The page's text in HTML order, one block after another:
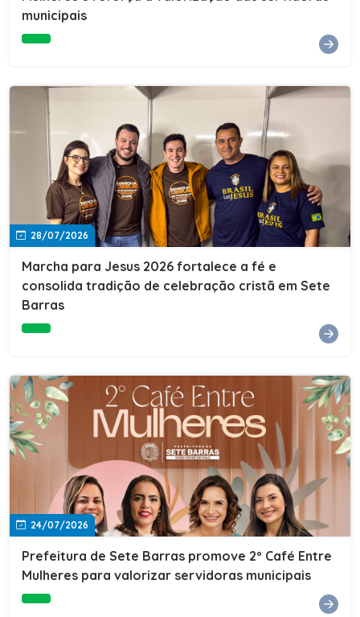
Cultura, Esporte e Lazer, Paulo Thomas, prestigiou os
compromisso da nossa gestão com a inclusão,
oferecendo a jovens e adultos a oportunidade de
concluir seus estudos e construir um futuro melhor.
Cada certificado entregue simboliza esforço,
determinação e a certeza de que investir em educação
é investir no desenvolvimento de Sete Barras."A
Prefeitura de Sete Barras também agradeceu ao SESI,
parceiro fundamental na retomada e ampliação da
Educação de Jovens e Adultos, aos professores, à
equipe da Secretaria Municipal de Educação e a todos
os profissionais que contribuíram para que esse
importante projeto voltasse a transformar a vida de
municipais
28/07/2026
Marcha para Jesus 2026 fortalece a fé e
consolida tradição de celebração cristã em Sete
Barras
24/07/2026
Prefeitura de Sete Barras promove 2º Café Entre
Mulheres para valorizar servidoras municipais